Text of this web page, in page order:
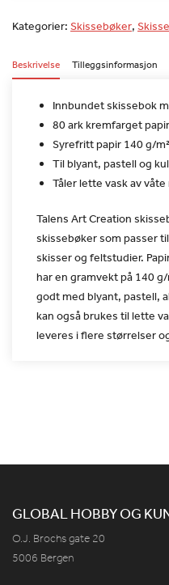
Kategorier: Skissebøker,
Beskrivelse Tilleggsinformasjon
Innbundet skissebok
80 ark kremfarget papir
Syrefritt papir 140 g/m²
Til blyant, pastell og
Tåler lette vask av
Talens Art Creation
skissebøkersom passer
skisser og feltstudier.
har en gramvekt på 140 g/
godt med blyant, pastell,
kan også brukes til lette
leveres i flere størrelser
GLOBAL HOBBY OG
O.J. Brochs gate 20
5006 Bergen